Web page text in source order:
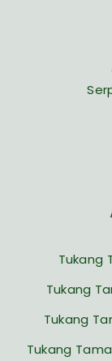
Tukang
Tukang
Tukang
Tukang